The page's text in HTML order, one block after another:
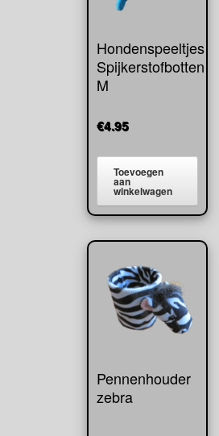
Hondenspeeltjes
Spijkerstofbotten
M
€4.95
Toevoegen
aan
winkelwagen
Pennenhouder
zebra